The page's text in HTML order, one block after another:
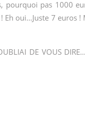
pas 1000
oui…Juste 7
DE VOUS DIRE…